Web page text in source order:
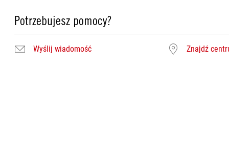
Potrzebujesz pomocy?
Wyślij wiadomość Znajdź